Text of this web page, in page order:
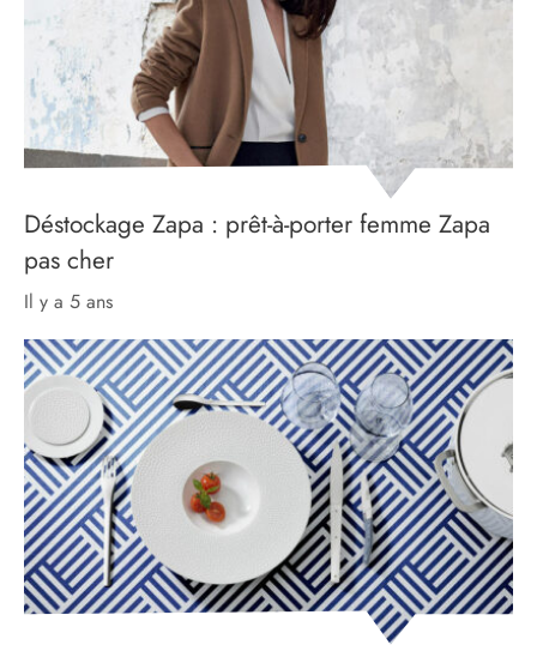
Déstockage Zapa : prêt-à-porter femme Zapa
pas cher
il y a 5 ans